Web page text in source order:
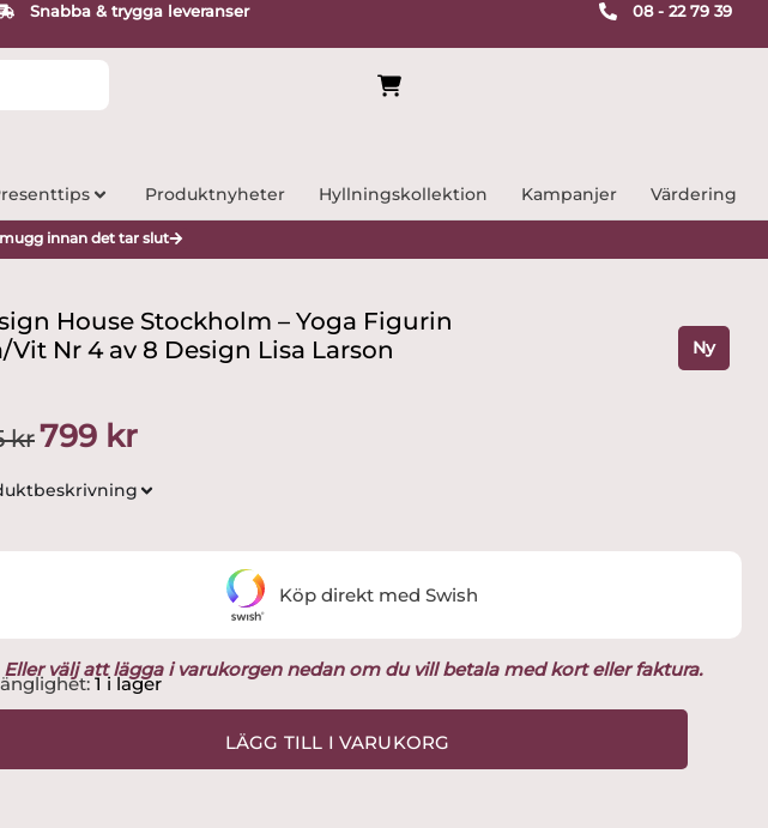
Snabba & trygga leveranser 08 - 22 79 39
Produktnyheter Hyllningskollektion Kampanjer Värdering
innan det tar slut
House Stockholm – Yoga Figurin
Vit Nr 4 av 8 Design Lisa Larson
Ny
kr Det
ursprungliga
priset
799 krDet
Eller välj att lägga i varukorgen nedan om du vill betala med kort eller faktura.
1 i lager
LÄGG TILL I VARUKORG
Köp direkt med Swish